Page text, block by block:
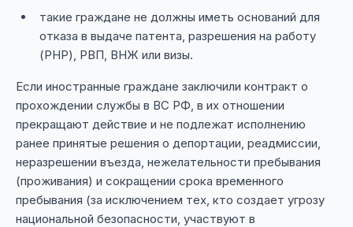
такие граждане не должны иметь оснований для
отказа в выдаче патента, разрешения на работу
(РНР), РВП, ВНЖ или визы.
Если иностранные граждане заключили контракт о
прохождении службы в ВС РФ, в их отношении
прекращают действие и не подлежат исполнению
ранее принятые решения о депортации, реадмиссии,
неразрешении въезда, нежелательности пребывания
(проживания) и сокращении срока временного
пребывания (за исключением тех, кто создает угрозу
национальной безопасности, участвуют в